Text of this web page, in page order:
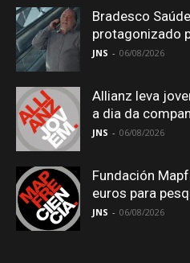
Bradesco
protagonizado
JNS - 06/08/2026
Allianz leva
a dia da
JNS - 06/08/2026
Fundación
euros para
JNS - 06/08/2026